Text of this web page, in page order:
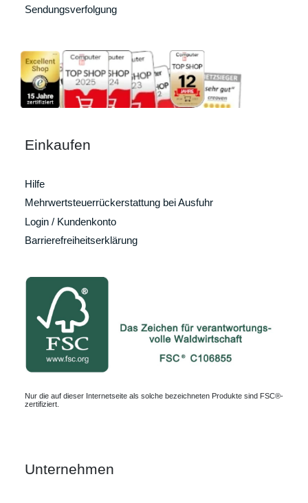
Sendungsverfolgung
Einkaufen
Hilfe
Mehrwertsteuerrückerstattung bei Ausfuhr
Login / Kundenkonto
Barrierefreiheitserklärung
Nur die auf dieser Internetseite als solche bezeichneten Produkte sind FSC®-
zertifiziert.
Unternehmen